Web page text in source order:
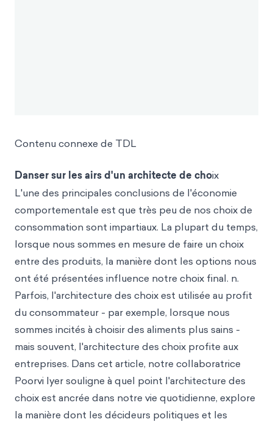
Contenu connexe de TDL
Danser sur les airs d'un architecte de choix
L'une des principales conclusions de l'économie
comportementale est que très peu de nos choix de
consommation sont impartiaux. La plupart du temps,
lorsque nous sommes en mesure de faire un choix
entre des produits, la manière dont les options nous
ont été présentées influence notre choix final. n.
Parfois, l'architecture des choix est utilisée au profit
du consommateur - par exemple, lorsque nous
sommes incités à choisir des aliments plus sains -
mais souvent, l'architecture des choix profite aux
entreprises. Dans cet article, notre collaboratrice
Poorvi Iyer souligne à quel point l'architecture des
choix est ancrée dans notre vie quotidienne, explore
la manière dont les décideurs politiques et les